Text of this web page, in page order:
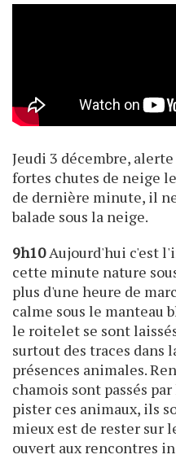
Jeudi 3 décembre,
fortes chutes de neige
de dernière minute, il
balade sous la neige.
9h10Aujourd'hui c'est
cette minute nature
plus d'une heure de
calme sous le manteau
le roitelet se sont
surtout des traces dans
présences animales.
chamois sont passés
pister ces animaux, ils
mieux est de rester sur
ouvert aux rencontres